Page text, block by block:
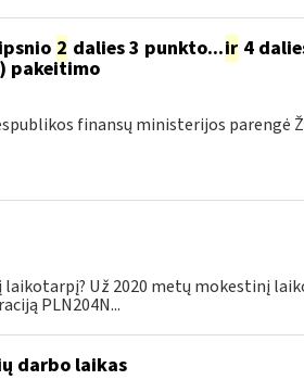
2 dalies 3 punkto...ir4
pakeitimo
finansų ministerijos parengė
laikotarpį? Už 2020 metų mokestinį
PLN204N...
darbo laikas